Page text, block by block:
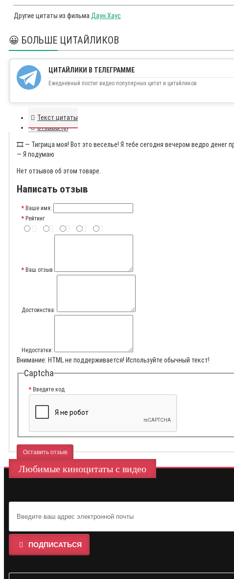
Другие цитаты из фильма Даун Хаус
😀 БОЛЬШЕ ЦИТАЙЛИКОВ
ЦИТАЙЛИКИ В ТЕЛЕГРАММЕ
Ежедневный постиг видео популярных цитат и цитайликов
Текст цитаты
Отзывы (0)
🎞️ — Тигрица моя! Вот это веселье! Я тебе сегодня вечером ведро денег
— Я подумаю
Нет отзывов об этом товаре.
Написать отзыв
Ваше имя:
Рейтинг
Ваш отзыв
Достоинства:
Недостатки:
Внимание: HTML не поддерживается! Используйте обычный текст!
Captcha
Введите код
Оставить отзыв
Любимые киноцитаты с видео
ПОДПИСАТЬСЯ